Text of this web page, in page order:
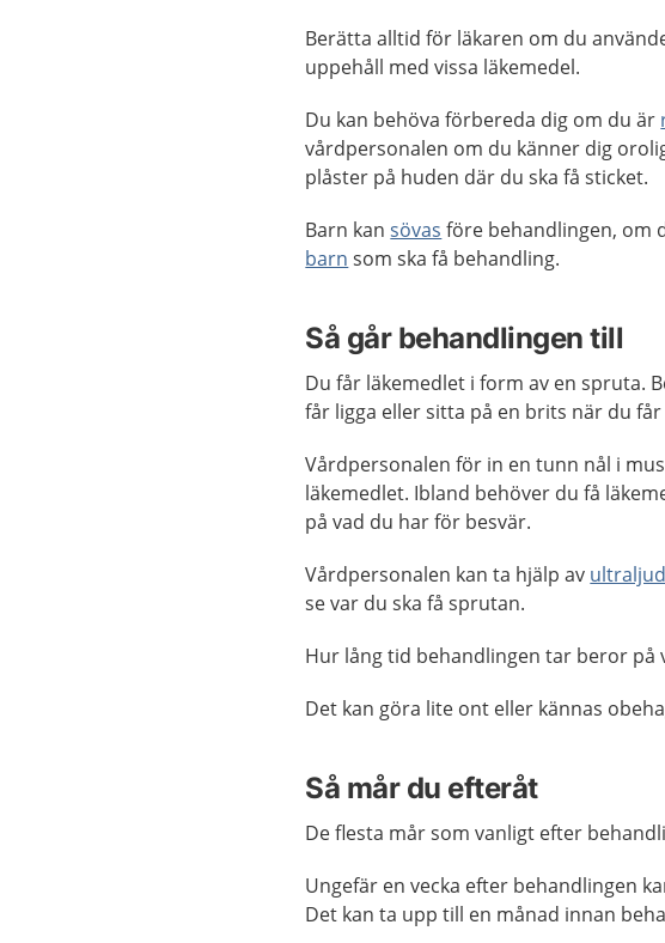
Berätta alltid för läkaren om du
uppehåll med vissa läkemedel.
Du kan behöva förbereda dig om du är
vårdpersonalen om du känner dig
plåster på huden där du ska få sticket.
Barn kansövas före behandlingen, om
barn som ska få behandling.
Så går behandlingen till
Du får läkemedlet i form av en spruta.
får ligga eller sitta på en brits när du
Vårdpersonalen för in en tunn nål i
läkemedlet. Ibland behöver du få
på vad du har för besvär.
Vårdpersonalen kan ta hjälp av ultraljud
se var du ska få sprutan.
Hur lång tid behandlingen tar beror på
Det kan göra lite ont eller kännas
Så mår du efteråt
De flesta mår som vanligt efter
Ungefär en vecka efter behandlingen
Det kan ta upp till en månad innan